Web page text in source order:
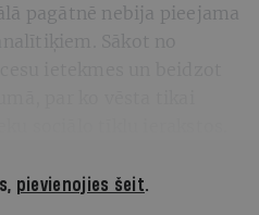
pagātnē nebija pieejama
pievienojies šeit.